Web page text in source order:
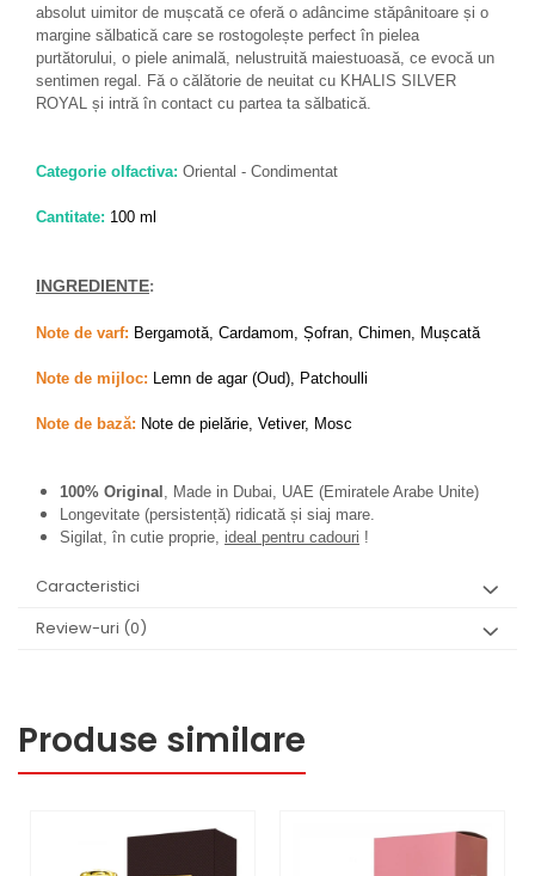
absolut uimitor de mușcată ce oferă o adâncime stăpânitoare și o
margine sălbatică care se rostogolește perfect în pielea
purtătorului, o piele animală, nelustruită maiestuoasă, ce evocă un
sentimen regal. Fă o călătorie de neuitat cu KHALIS SILVER
ROYAL și intră în contact cu partea ta sălbatică.
Categorie olfactiva: Oriental - Condimentat
Cantitate: 100 ml
INGREDIENTE:
Note de varf: Bergamotă, Cardamom, Șofran, Chimen, Mușcată
Note de mijloc: Lemn de agar (Oud), Patchoulli
Note de bază: Note de pielărie, Vetiver, Mosc
100% Original , Made in Dubai, UAE (Emiratele Arabe Unite)
Longevitate (persistență) ridicată și siaj mare.
Sigilat, în cutie proprie, ideal pentru cadouri !
Caracteristici
Review-uri (0)
Produse similare